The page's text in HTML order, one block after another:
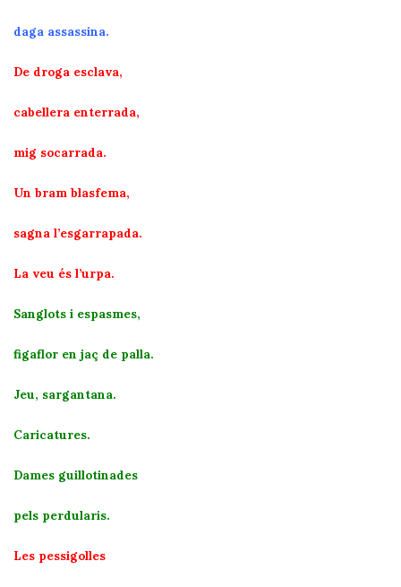
daga assassina.
De droga esclava,
cabellera enterrada,
mig socarrada.
Un bram blasfema,
sagna l’esgarrapada.
La veu és l’urpa.
Sanglots i espasmes,
figaflor en jaç de palla.
Jeu, sargantana.
Caricatures.
Dames guillotinades
pels perdularis.
Les pessigolles